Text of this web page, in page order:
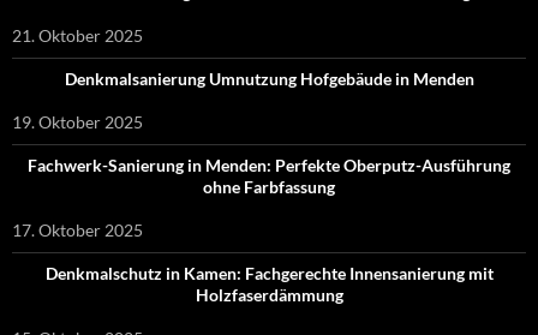
21. Oktober 2025
Denkmalsanierung Umnutzung Hofgebäude in Menden
19. Oktober 2025
Fachwerk-Sanierung in Menden: Perfekte Oberputz-Ausführung
ohne Farbfassung
17. Oktober 2025
Denkmalschutz in Kamen: Fachgerechte Innensanierung mit
Holzfaserdämmung